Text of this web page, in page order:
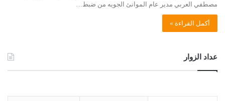
مصطفي العربي مدير عام الموانئ الجويه من ضبط…
أكمل القراءة »
عداد الزوار